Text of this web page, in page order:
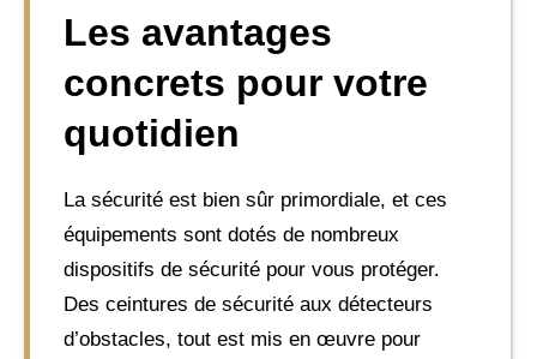
Les avantages
concrets pour votre
quotidien
La sécurité est bien sûr primordiale, et ces
équipements sont dotés de nombreux
dispositifs de sécurité pour vous protéger.
Des ceintures de sécurité aux détecteurs
d’obstacles, tout est mis en œuvre pour